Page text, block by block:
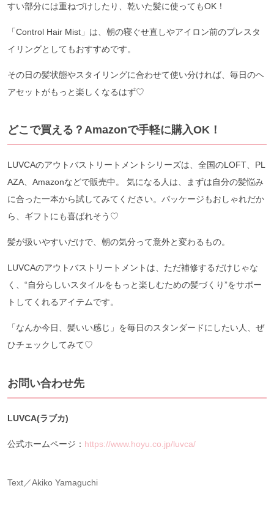
すい部分には重ねづけしたり、乾いた髪に使ってもOK！
「Control Hair Mist」は、朝の寝ぐせ直しやアイロン前のプレスタ
イリングとしてもおすすめです。
その日の髪状態やスタイリングに合わせて使い分ければ、毎日のヘ
アセットがもっと楽しくなるはず♡
どこで買える？Amazonで手軽に購入OK！
LUVCAのアウトバストリートメントシリーズは、全国のLOFT、PL
AZA、Amazonなどで販売中。 気になる人は、まずは自分の髪悩み
に合った一本から試してみてください。パッケージもおしゃれだか
ら、ギフトにも喜ばれそう♡
髪が扱いやすいだけで、朝の気分って意外と変わるもの。
LUVCAのアウトバストリートメントは、ただ補修するだけじゃな
く、“自分らしいスタイルをもっと楽しむための髪づくり”をサポー
トしてくれるアイテムです。
「なんか今日、髪いい感じ」を毎日のスタンダードにしたい人、ぜ
ひチェックしてみて♡
お問い合わせ先
LUVCA(ラブカ)
公式ホームページ： https://www.hoyu.co.jp/luvca/
Text／Akiko Yamaguchi